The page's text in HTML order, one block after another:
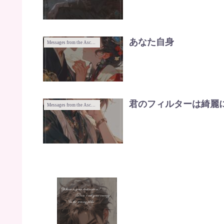
Messages from the Ascended Masters あなた自身
君のフィルターは綺麗